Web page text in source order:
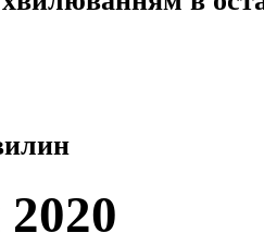
2020